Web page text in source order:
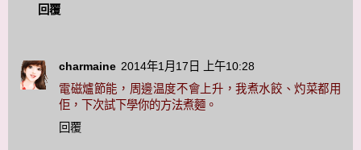
回覆
charmaine 2014年1月17日 上午10:28
電磁爐節能，周邊温度不會上升，我煮水餃、灼菜都用
佢，下次試下學你的方法煮麵。
回覆